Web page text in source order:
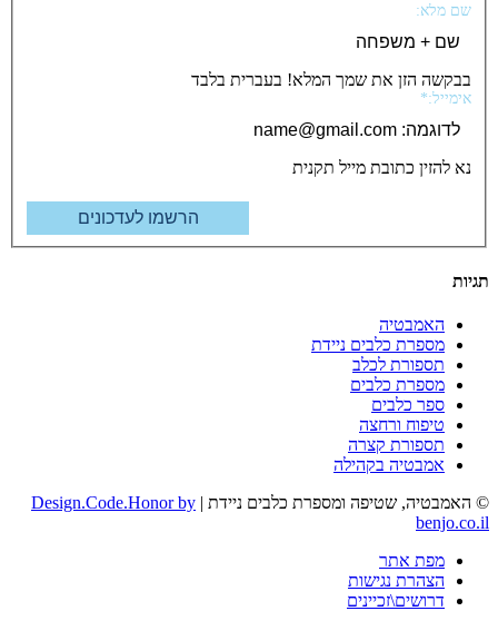
הצהרת נגישות
דווח על בעיית נגישות
Accessibility OpenSource
שם מלא:
בבקשה הזן את שמך המלא! בעברית בלבד
אימייל:*
נא להזין כתובת מייל תקנית
תגיות
האמבטיה
מספרת כלבים ניידת
תספורת לכלב
מספרת כלבים
ספר כלבים
טיפוח ורחצה
תספורת קצרה
אמבטיה בקהילה
© האמבטיה, שטיפה ומספרת כלבים ניידת | Design.Code.Honor by
benjo.co.il
מפת אתר
הצהרת נגישות
דרושים\זכיינים